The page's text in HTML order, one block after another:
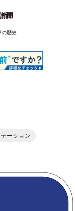
の歴史
ーション